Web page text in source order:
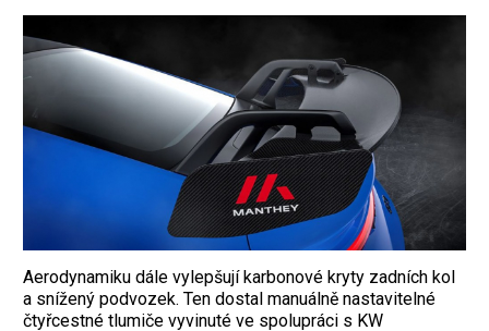
Aerodynamiku dále vylepšují karbonové kryty zadních kol
a snížený podvozek. Ten dostal manuálně nastavitelné
čtyřcestné tlumiče vyvinuté ve spolupráci s KW